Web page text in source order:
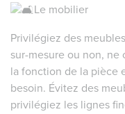
Le mobilier
Privilégiez des
sur-mesure ou non, ne
la fonction de la pièce
besoin. Évitez des
privilégiez les lignes